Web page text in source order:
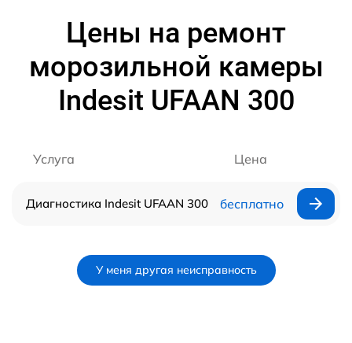
Цены на ремонт
морозильной камеры
Indesit UFAAN 300
Услуга Цена
Диагностика Indesit UFAAN 300 бесплатно
У меня другая неисправность